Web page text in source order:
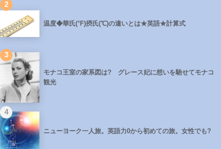
2
温度◆華氏(°F)摂氏(℃)の違いとは★英語★計算式
3
モナコ王室の家系図は? グレース妃に想いを馳せてモナコ
観光
4
ニューヨーク一人旅。英語力0から初めての旅。女性でも?